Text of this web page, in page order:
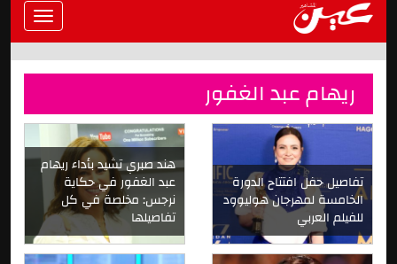
Toggle
ريهام عبد الغفور
هند صبري تشيد بأداء ريهام
عبد الغفور في حكاية
نرجس: مخلصة في كل
تفاصيلها
تفاصيل حفل افتتاح الدورة
الخامسة لمهرجان هوليوود
للفيلم العربي